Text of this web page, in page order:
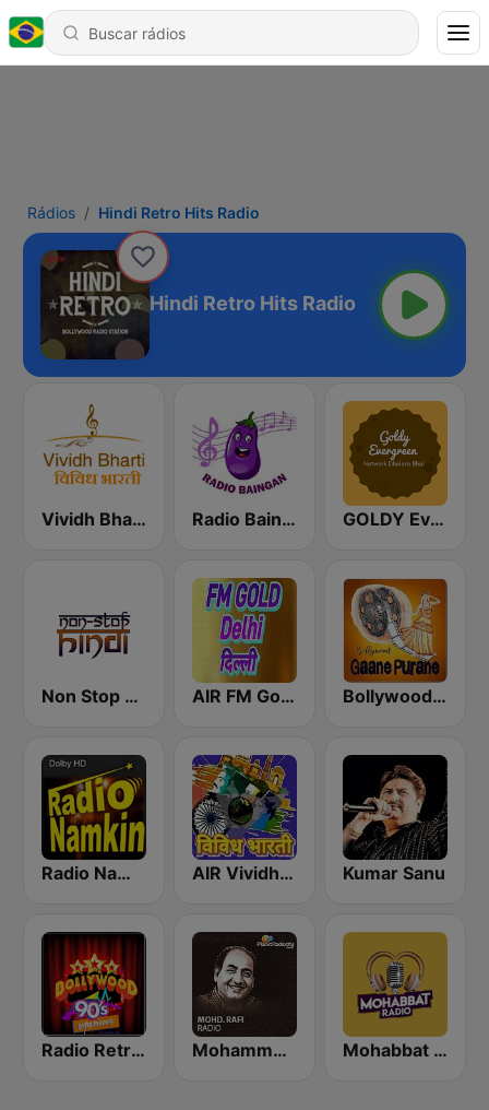
Rádios Hindi Retro Hits Radio
Hindi Retro Hits Radio
Vividh Bharti (विविध भारती) Radio Baingan GOLDY Evergreen
Non Stop Hindi AIR FM Gold Dehli Bollywood Gaane Purane
Radio Namkin AIR Vividh Bharati Kumar Sanu
Radio Retro Bollywood 90s Mohammed Rafi Radio Mohabbat Radio